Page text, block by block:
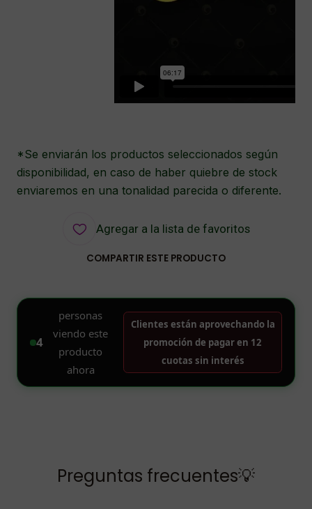
*Se enviarán los productos seleccionados según
disponibilidad, en caso de haber quiebre de stock
enviaremos en una tonalidad parecida o diferente.
Agregar a la lista de favoritos
COMPARTIR ESTE PRODUCTO
Preguntas frecuentes💡